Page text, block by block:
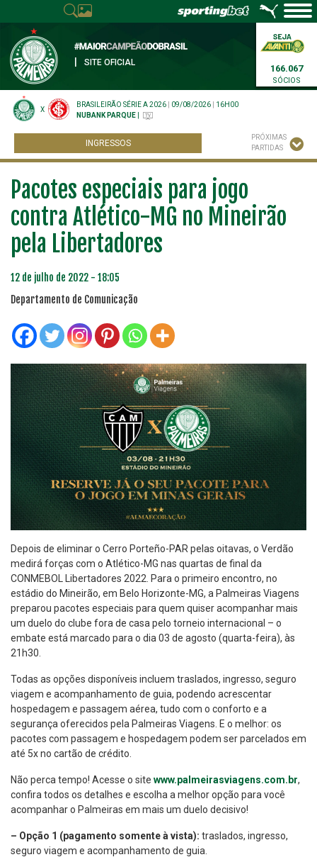
SITE OFICIAL
166.067
SÓCIOS
X
BRASILEIRÃO SÉRIE A 2026 09/08/2026
16H00
NUBANK PARQUE
INGRESSOS
PRÓXIMAS
PARTIDAS
Pacotes especiais para jogo
contra Atlético-MG no Mineirão
pela Libertadores
12 de julho de 2022 - 18:05
Departamento de Comunicação
Depois de eliminar o Cerro Porteño-PAR pelas oitavas, o Verdão
medirá forças com o Atlético-MG nas quartas de final da
CONMEBOL Libertadores 2022. Para o primeiro encontro, no
estádio do Mineirão, em Belo Horizonte-MG, a Palmeiras Viagens
preparou pacotes especiais para quem quiser acompanhar mais
um duelo do clube fora de casa pelo torneio internacional – o
embate está marcado para o dia 03 de agosto (quarta-feira), às
21h30.
Todas as opções disponíveis incluem traslados, ingresso, seguro
viagem e acompanhamento de guia, podendo acrescentar
hospedagem e passagem aérea, tudo com o conforto e a
segurança oferecidos pela Palmeiras Viagens. E o melhor: os
pacotes com passagem e hospedagem podem ser parcelados em
até 5x no cartão de crédito.
Não perca tempo! Acesse o site www.palmeirasviagens.com.br,
confira todos os detalhes e escolha a melhor opção para você
acompanhar o Palmeiras em mais um duelo decisivo!
– Opção 1 (pagamento somente à vista): traslados, ingresso,
seguro viagem e acompanhamento de guia.